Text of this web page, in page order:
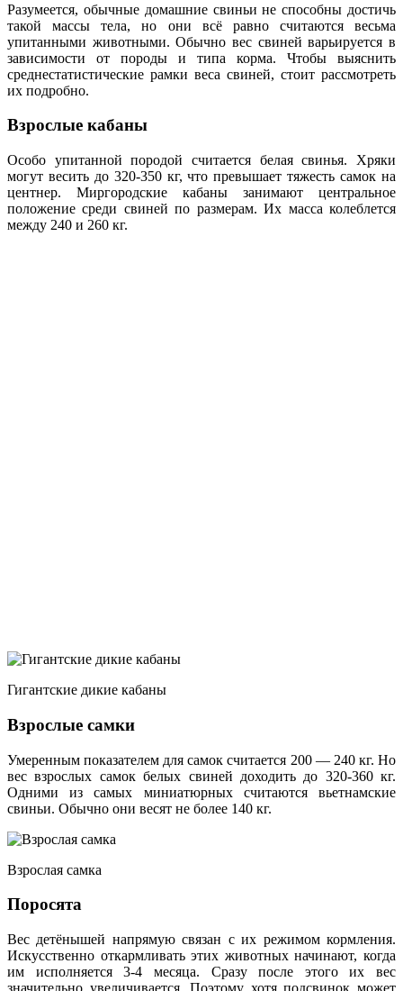
Разумеется, обычные домашние свиньи не способны достичь
такой массы тела, но они всё равно считаются весьма
упитанными животными. Обычно вес свиней варьируется в
зависимости от породы и типа корма. Чтобы выяснить
среднестатистические рамки веса свиней, стоит рассмотреть
их подробно.
Взрослые кабаны
Особо упитанной породой считается белая свинья. Хряки
могут весить до 320-350 кг, что превышает тяжесть самок на
центнер. Миргородские кабаны занимают центральное
положение среди свиней по размерам. Их масса колеблется
между 240 и 260 кг.
Гигантские дикие кабаны
Взрослые самки
Умеренным показателем для самок считается 200 — 240 кг. Но
вес взрослых самок белых свиней доходить до 320-360 кг.
Одними из самых миниатюрных считаются вьетнамские
свиньи. Обычно они весят не более 140 кг.
Взрослая самка
Поросята
Вес детёнышей напрямую связан с их режимом кормления.
Искусственно откармливать этих животных начинают, когда
им исполняется 3-4 месяца. Сразу после этого их вес
значительно увеличивается. Поэтому хотя подсвинок может